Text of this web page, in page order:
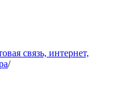
связь, интернет,
/